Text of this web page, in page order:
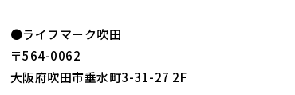
●ライフマーク吹田
〒564-0062
大阪府吹田市垂水町3-31-27 2F